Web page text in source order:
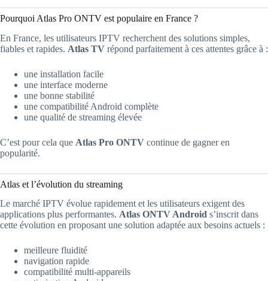
Pourquoi Atlas Pro ONTV est populaire en France ?
En France, les utilisateurs IPTV recherchent des solutions simples,
fiables et rapides. Atlas TV répond parfaitement à ces attentes grâce à :
une installation facile
une interface moderne
une bonne stabilité
une compatibilité Android complète
une qualité de streaming élevée
C’est pour cela que Atlas Pro ONTV continue de gagner en
popularité.
Atlas et l’évolution du streaming
Le marché IPTV évolue rapidement et les utilisateurs exigent des
applications plus performantes. Atlas ONTV Android s’inscrit dans
cette évolution en proposant une solution adaptée aux besoins actuels :
meilleure fluidité
navigation rapide
compatibilité multi-appareils